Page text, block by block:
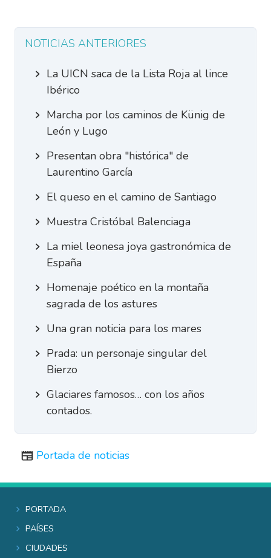
NOTICIAS ANTERIORES
La UICN saca de la Lista Roja al lince
Ibérico
Marcha por los caminos de Künig de
León y Lugo
Presentan obra "histórica" de
Laurentino García
El queso en el camino de Santiago
Muestra Cristóbal Balenciaga
La miel leonesa joya gastronómica de
España
Homenaje poético en la montaña
sagrada de los astures
Una gran noticia para los mares
Prada: un personaje singular del
Bierzo
Glaciares famosos… con los años
contados.
Portada de noticias
Portada
Países
Ciudades